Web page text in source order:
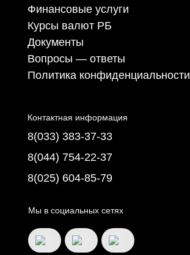
Финансовые услуги
Курсы валют РБ
Документы
Вопросы — ответы
Политика конфиденциальности
Контактная информация
8(033) 383-37-33
8(044) 754-22-37
8(025) 604-85-79
Мы в социальных сетях